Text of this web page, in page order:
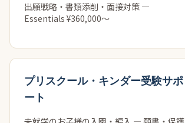
出願戦略・書類添削・面接対策 —
Essentials ¥360,000〜
プリスクール・キンダー受験サポ
ート